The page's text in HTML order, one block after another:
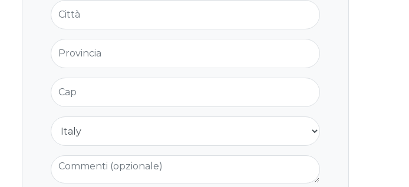
Città
Provincia
Cap
Nazione
Commenti (opzionale)